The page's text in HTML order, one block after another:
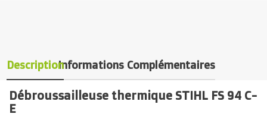
DescriptionInformations Complémentaires
Débroussailleuse thermique STIHL FS 94 C-
E